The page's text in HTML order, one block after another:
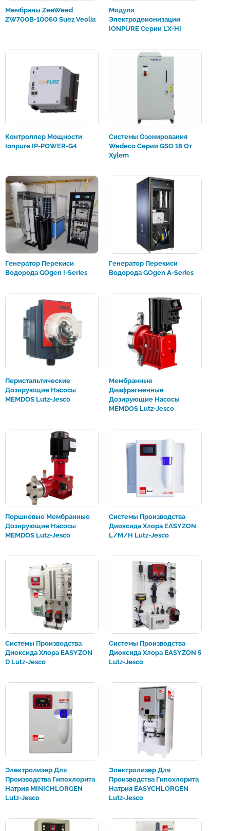
Мембраны ZeeWeed
ZW700B-10060 Suez Veolia
Модули
Электродеионизации
IONPURE Серии LX-HI
Контроллер Мощности
Ionpure IP-POWER-G4
Системы Озонирования
Wedeco Серии GSO 18 От
Xylem
Генератор Перекиси
Водорода GOgen I-Series
Генератор Перекиси
Водорода GOgen A-Series
Перистальтические
Дозирующие Насосы
MEMDOS Lutz-Jesco
Мембранные
Диафрагменные
Дозирующие Насосы
MEMDOS Lutz-Jesco
Поршневые Мембранные
Дозирующие Насосы
MEMDOS Lutz-Jesco
Системы Производства
Диоксида Хлора EASYZON
L/M/H Lutz-Jesco
Системы Производства
Диоксида Хлора EASYZON
D Lutz-Jesco
Системы Производства
Диоксида Хлора EASYZON 5
Lutz-Jesco
Электролизер Для
Производства Гипохлорита
Натрия MINICHLORGEN
Lutz-Jesco
Электролизер Для
Производства Гипохлорита
Натрия EASYCHLORGEN
Lutz-Jesco